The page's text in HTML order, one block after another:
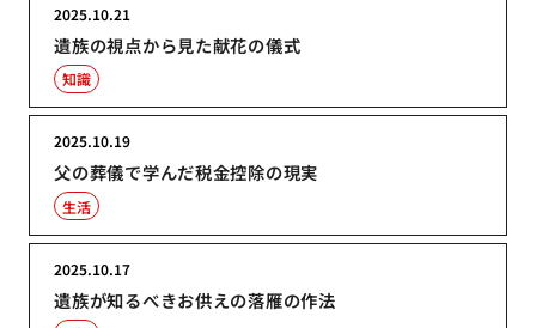
遺族の視点から見た献花の儀式
2025.10.21
知識
父の葬儀で学んだ税金控除の現実
2025.10.19
生活
遺族が知るべきお供えの落雁の作法
2025.10.17